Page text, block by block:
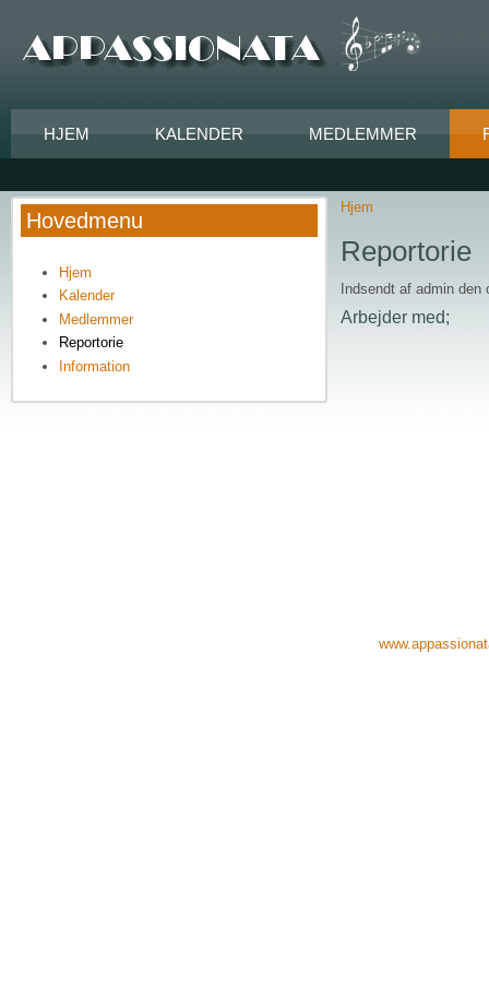
HJEM KALENDER MEDLEMMER
Hovedmenu
Hjem
Kalender
Medlemmer
Reportorie
Information
Du er her
Hjem
Reportorie
Indsendt af admin den
Arbejder med;